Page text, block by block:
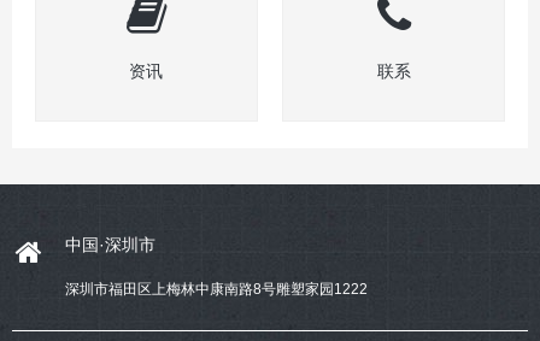
资讯 联系
中国·深圳市
深圳市福田区上梅林中康南路8号雕塑家园1222